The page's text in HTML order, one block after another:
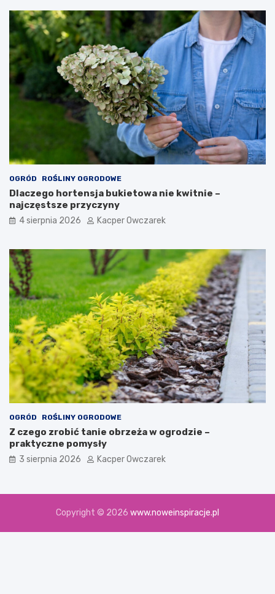
OGRÓD ROŚLINY OGRODOWE
Dlaczego hortensja bukietowa nie kwitnie –
najczęstsze przyczyny
4 sierpnia 2026 Kacper Owczarek
OGRÓD ROŚLINY OGRODOWE
Z czego zrobić tanie obrzeża w ogrodzie –
praktyczne pomysły
3 sierpnia 2026 Kacper Owczarek
Copyright © 2026 www.noweinspiracje.pl